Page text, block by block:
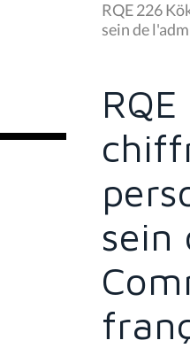
u
s
ê
:
RQE 226
sein de
sein